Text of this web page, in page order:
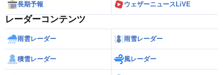
長期予報 ウェザーニュースLiVE
レーダーコンテンツ
雨雲レーダー 雨雪レーダー
積雪レーダー 風レーダー